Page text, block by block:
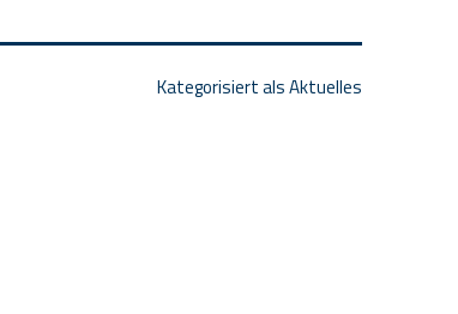
Kategorisiert alsAktuelles